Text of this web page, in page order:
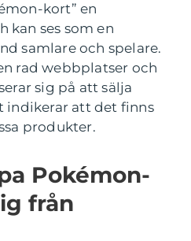
kort” en
kan ses som en
samlare och spelare.
rad webbplatser och
sig på att sälja
indikerar att det finns
produkter.
Pokémon-
från